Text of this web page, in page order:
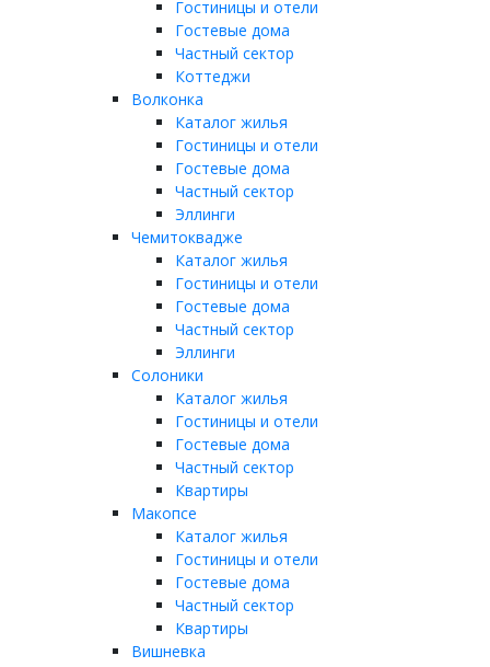
Гостиницы и отели
Гостевые дома
Частный сектор
Коттеджи
Волконка
Каталог жилья
Гостиницы и отели
Гостевые дома
Частный сектор
Эллинги
Чемитоквадже
Каталог жилья
Гостиницы и отели
Гостевые дома
Частный сектор
Эллинги
Солоники
Каталог жилья
Гостиницы и отели
Гостевые дома
Частный сектор
Квартиры
Макопсе
Каталог жилья
Гостиницы и отели
Гостевые дома
Частный сектор
Квартиры
Вишневка